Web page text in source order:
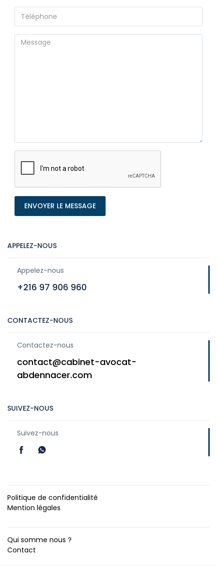
ENVOYER LE MESSAGE
APPELEZ-NOUS
Appelez-nous
+216 97 906 960
CONTACTEZ-NOUS
Contactez-nous
contact@cabinet-avocat-
abdennacer.com
SUIVEZ-NOUS
Suivez-nous
Politique de confidentialité
Mention légales
Qui somme nous ?
Contact